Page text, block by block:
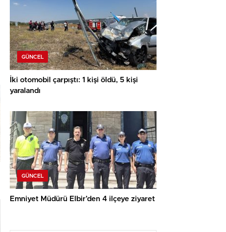
GÜNCEL
İki otomobil çarpıştı: 1 kişi öldü, 5 kişi
yaralandı
GÜNCEL
Emniyet Müdürü Elbir’den 4 ilçeye ziyaret